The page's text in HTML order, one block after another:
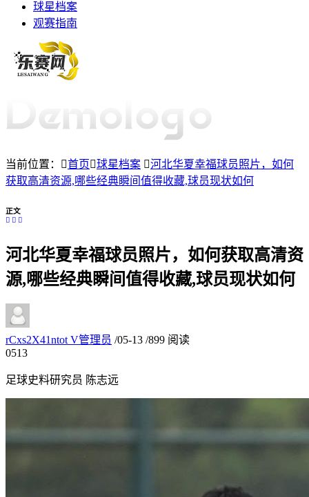
球星档案
观赛指南
当前位置： 首页 球星档案
河北华夏幸福球员照片，如何
获取高清资源,哪些经典瞬间值得收藏,球员现状如何
正文
河北华夏幸福球员照片，如何获取高清资
源,哪些经典瞬间值得收藏,球员现状如何
rCxs2X41ntot V管理员 /05-13 /899 阅读
0513
足球史料研究员 陈志远